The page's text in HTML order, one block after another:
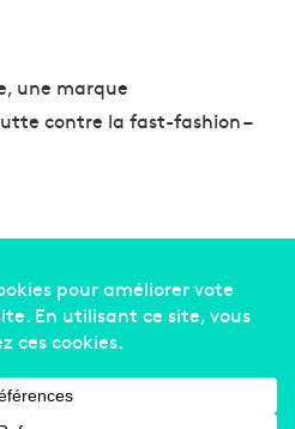
une marque
contre la fast-fashion –
in Marseille. Tous droits
-nous contacter
-annonceurs